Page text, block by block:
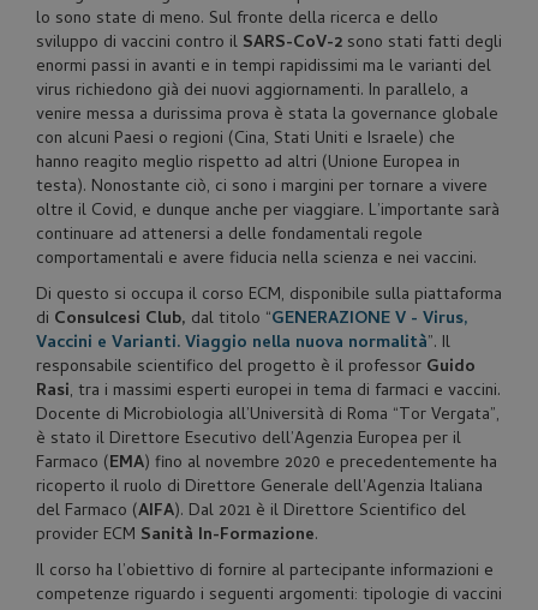
lo sono state di meno. Sul fronte della ricerca e dello
sviluppo di vaccini contro il SARS-CoV-2 sono stati fatti degli
enormi passi in avanti e in tempi rapidissimi ma le varianti del
virus richiedono già dei nuovi aggiornamenti. In parallelo, a
venire messa a durissima prova è stata la governance globale
con alcuni Paesi o regioni (Cina, Stati Uniti e Israele) che
hanno reagito meglio rispetto ad altri (Unione Europea in
testa). Nonostante ciò, ci sono i margini per tornare a vivere
oltre il Covid, e dunque anche per viaggiare. L’importante sarà
continuare ad attenersi a delle fondamentali regole
comportamentali e avere fiducia nella scienza e nei vaccini.
Di questo si occupa il corso ECM, disponibile sulla piattaforma
di Consulcesi Club, dal titolo “GENERAZIONE V - Virus,
Vaccini e Varianti. Viaggio nella nuova normalità”. Il
responsabile scientifico del progetto è il professor Guido
Rasi, tra i massimi esperti europei in tema di farmaci e vaccini.
Docente di Microbiologia all’Università di Roma “Tor Vergata”,
è stato il Direttore Esecutivo dell’Agenzia Europea per il
Farmaco (EMA) fino al novembre 2020 e precedentemente ha
ricoperto il ruolo di Direttore Generale dell'Agenzia Italiana
del Farmaco (AIFA). Dal 2021 è il Direttore Scientifico del
provider ECM Sanità In-Formazione.
Il corso ha l’obiettivo di fornire al partecipante informazioni e
competenze riguardo i seguenti argomenti: tipologie di vaccini